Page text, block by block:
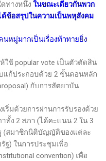
ทางหนึ่ง ในขณะเดียวกันพวก
ด้ข้อสรุปในความเป็นพหุสังคม
นหมู่มากเป็นเรื่องท้าทายยิ่ง
ใช้ popular vote เป็นตัวตัดสิน
แก้ประกอบด้วย 2 ขั้นตอนหลัก
กับการสัตยาบัน
ด้วยการผ่านการรับรองด้วย
ทั้ง 2 สภา (ได้คะแนน 2 ใน 3
(สมาชิกนิติบัญญัติของแต่ละ
ฐ) ในการประชุมเพื่อ
convention) เพื่อ